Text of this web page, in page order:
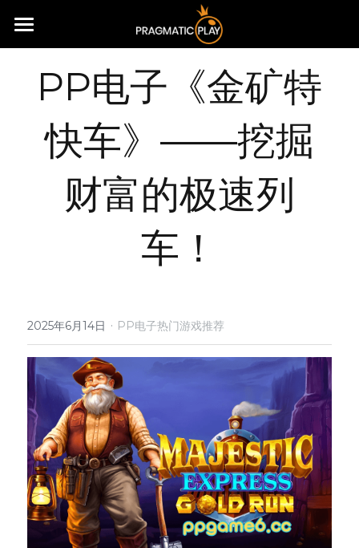
首页
游戏试玩
合作平台
新闻
冲100送100起
PP电子《金矿特
快车》——挖掘
财富的极速列
车！
2025年6月14日 · PP电子热门游戏推荐